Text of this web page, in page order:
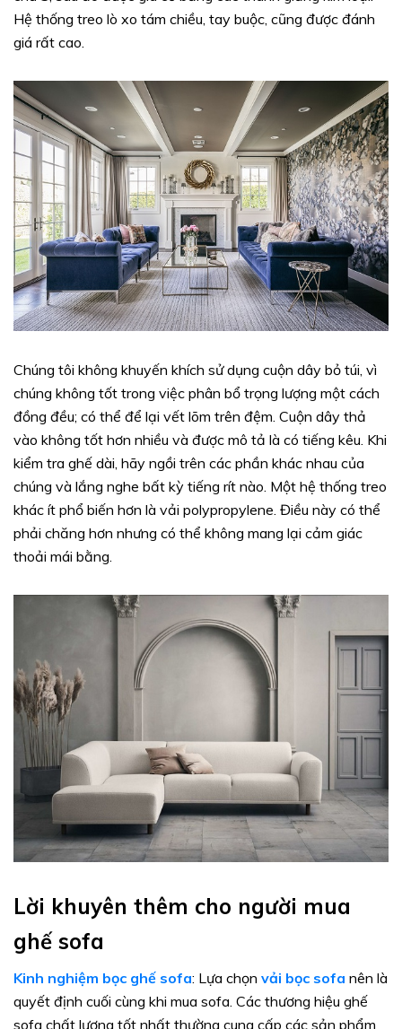
Hệ thống treo lò xo tám chiều, tay buộc, cũng được đánh
giá rất cao.
Chúng tôi không khuyến khích sử dụng cuộn dây bỏ túi, vì
chúng không tốt trong việc phân bổ trọng lượng một cách
đồng đều; có thể để lại vết lõm trên đệm. Cuộn dây thả
vào không tốt hơn nhiều và được mô tả là có tiếng kêu. Khi
kiểm tra ghế dài, hãy ngồi trên các phần khác nhau của
chúng và lắng nghe bất kỳ tiếng rít nào. Một hệ thống treo
khác ít phổ biến hơn là vải polypropylene. Điều này có thể
phải chăng hơn nhưng có thể không mang lại cảm giác
thoải mái bằng.
Lời khuyên thêm cho người mua
ghế sofa
Kinh nghiệm bọc ghế sofa: Lựa chọn vải bọc sofa nên là
quyết định cuối cùng khi mua sofa. Các thương hiệu ghế
sofa chất lượng tốt nhất thường cung cấp các sản phẩm